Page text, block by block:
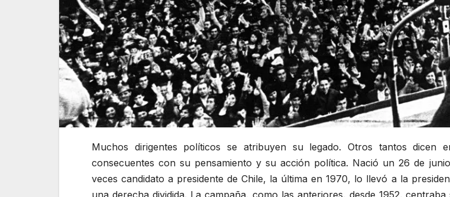
Muchos dirigentes políticos se atribuyen su legado. Otros tantos dicen
consecuentes con su pensamiento y su acción política. Nació un 26 de
veces candidato a presidente de Chile, la última en 1970, lo llevó a la